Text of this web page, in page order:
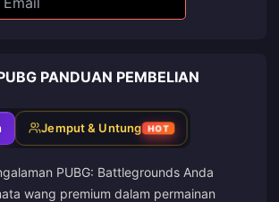
PANDUAN PEMBELIAN
Jemput & Untung HOT
PUBG: Battlegrounds Anda
wang premium dalam permainan